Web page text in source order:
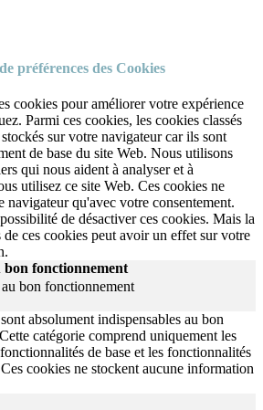
préférences des Cookies
cookies pour améliorer votre expérience
Parmi ces cookies, les cookies classés
sur votre navigateur car ils sont
de base du site Web. Nous utilisons
qui nous aident à analyser et à
utilisez ce site Web. Ces cookies ne
navigateur qu'avec votre consentement.
de désactiver ces cookies. Mais la
de ces cookies peut avoir un effet sur votre
bon fonctionnement
bon fonctionnement
absolument indispensables au bon
Cette catégorie comprend uniquement les
de base et les fonctionnalités
Ces cookies ne stockent aucune information